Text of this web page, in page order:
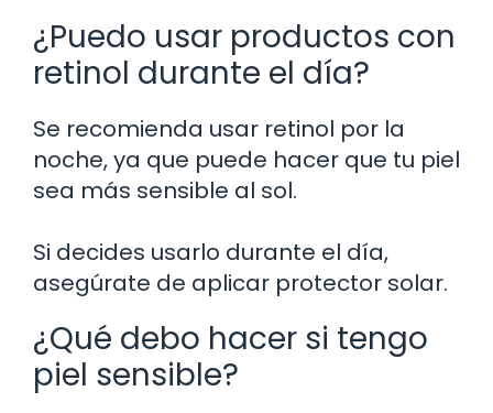
¿Puedo usar productos con
retinol durante el día?
Se recomienda usar retinol por la
noche, ya que puede hacer que tu piel
sea más sensible al sol.
Si decides usarlo durante el día,
asegúrate de aplicar protector solar.
¿Qué debo hacer si tengo
piel sensible?